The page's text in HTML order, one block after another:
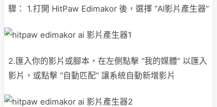
驟： 1.打開 HitPaw Edimakor 後，選擇 “AI影片產生器”
2.匯入你的影片或腳本，在左側點擊 “我的媒體” 以匯入
影片，或點擊 “自動匹配” 讓系統自動新增影片